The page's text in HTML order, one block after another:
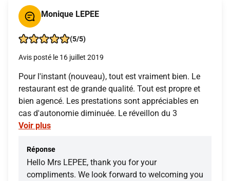
Monique LEPEE
(5/5)
Avis posté le 16 juillet 2019
Pour l'instant (nouveau), tout est vraiment bien. Le
restaurant est de grande qualité. Tout est propre et
bien agencé. Les prestations sont appréciables en
cas d'autonomie diminuée. Le réveillon du 3
Voir plus
Réponse
Hello Mrs LEPEE, thank you for your
compliments. We look forward to welcoming you